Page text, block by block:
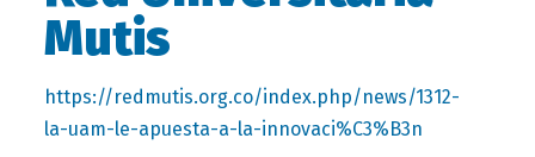
Mutis
https://redmutis.org.co/index.php/news/1312-
la-uam-le-apuesta-a-la-innovaci%C3%B3n